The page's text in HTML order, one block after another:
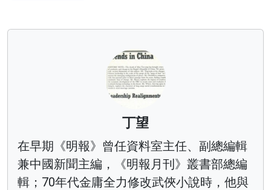
丁望
在早期《明報》曾任資料室主任、副總編輯
兼中國新聞主編，《明報月刊》叢書部總編
輯；70年代金庸全力修改武俠小說時，他與